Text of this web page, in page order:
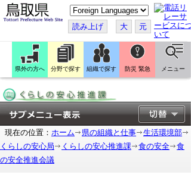
こ
の
ペ
ー
ジ
翻
訳
す
読み上げ 大 元
県外の方へ 分野で探す 組織で探す 防災 緊急 メニュー
現在の位置： ホーム 県の組織と仕事
生活環境部
くらしの安心局
くらしの安心推進課 食の安全
食
の安全推進会議